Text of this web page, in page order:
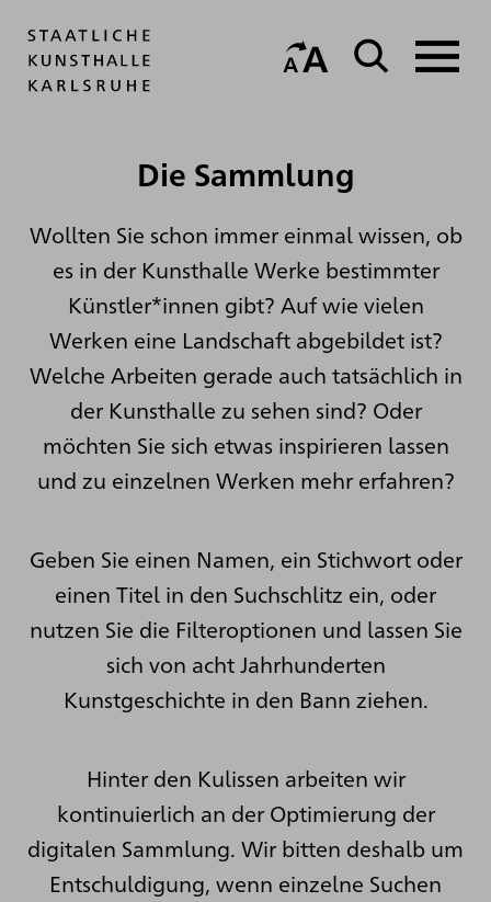
Die Sammlung
Wollten Sie schon immer einmal wissen, ob
es in der Kunsthalle Werke bestimmter
Künstler*innen gibt? Auf wie vielen
Werken eine Landschaft abgebildet ist?
Welche Arbeiten gerade auch tatsächlich in
der Kunsthalle zu sehen sind? Oder
möchten Sie sich etwas inspirieren lassen
und zu einzelnen Werken mehr erfahren?
Geben Sie einen Namen, ein Stichwort oder
einen Titel in den Suchschlitz ein, oder
nutzen Sie die Filteroptionen und lassen Sie
sich von acht Jahrhunderten
Kunstgeschichte in den Bann ziehen.
Hinter den Kulissen arbeiten wir
kontinuierlich an der Optimierung der
digitalen Sammlung. Wir bitten deshalb um
Entschuldigung, wenn einzelne Suchen